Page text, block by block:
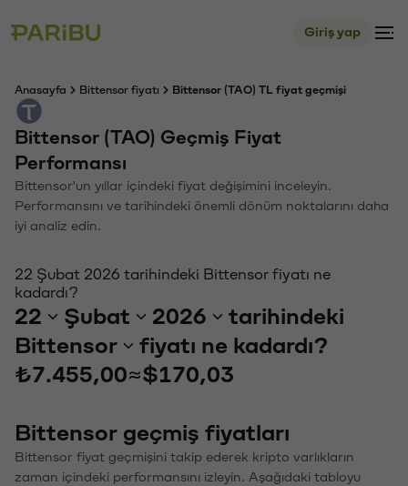
Giriş yap
Anasayfa Bittensor fiyatı Bittensor (TAO) TL fiyat geçmişi
Bittensor (TAO) Geçmiş Fiyat
Performansı
Bittensor'un yıllar içindeki fiyat değişimini inceleyin.
Performansını ve tarihindeki önemli dönüm noktalarını daha
iyi analiz edin.
22 Şubat 2026 tarihindeki Bittensor fiyatı ne
kadardı?
22 Şubat 2026
tarihindeki
Bittensor
fiyatı ne kadardı?
₺7.455,00≈$170,03
Bittensor geçmiş fiyatları
Bittensor fiyat geçmişini takip ederek kripto varlıkların
zaman içindeki performansını izleyin. Aşağıdaki tabloyu